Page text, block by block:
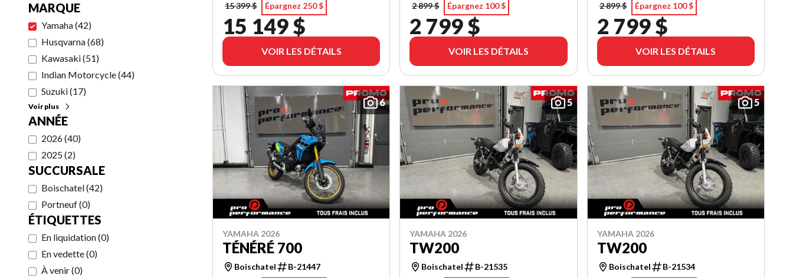
MARQUE
Yamaha(42)
Husqvarna(68)
Kawasaki(51)
Indian Motorcycle(44)
Suzuki(17)
Voir plus
ANNÉE
2026(40)
2025(2)
SUCCURSALE
Boischatel(42)
Portneuf(0)
ÉTIQUETTES
En liquidation(0)
En vedette(0)
À venir(0)
15 399 $
Épargnez 250 $
15 149 $
VOIR LES DÉTAILS
2 899 $
Épargnez 100 $
2 799 $
VOIR LES DÉTAILS
2 899 $
Épargnez 100 $
2 799 $
VOIR LES DÉTAILS
6
YAMAHA 2026
TÉNÉRÉ 700
Boischatel
B-21447
5
YAMAHA 2026
TW200
Boischatel
B-21535
5
YAMAHA 2026
TW200
Boischatel
B-21534